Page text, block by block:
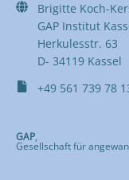
Brigitte Koch-
GAP Institut
Herkulesstr. 63
D- 34119 Kassel
+49 561 739 78
GAP,
Gesellschaft für